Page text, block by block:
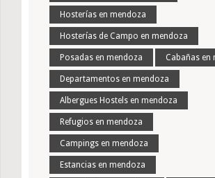
Hosterías en mendoza
Hosterías de Campo en mendoza
Posadas en mendoza Cabañas en
Departamentos en mendoza
Albergues Hostels en mendoza
Refugios en mendoza
Campings en mendoza
Estancias en mendoza